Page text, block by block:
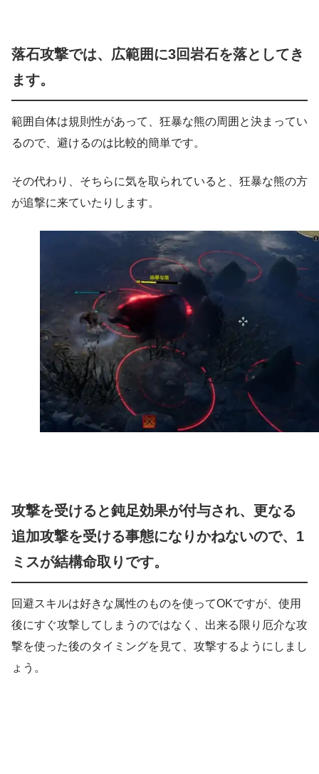
落石攻撃では、広範囲に3回岩石を落としてき
ます。
範囲自体は規則性があって、狂暴な熊の周囲と決まってい
るので、避けるのは比較的簡単です。
その代わり、そちらに気を取られていると、狂暴な熊の方
が追撃に来ていたりします。
攻撃を受けると鈍足効果が付与され、更なる
追加攻撃を受ける事態になりかねないので、1
ミスが結構命取りです。
回避スキルは好きな属性のものを使ってOKですが、使用
後にすぐ攻撃してしまうのではなく、出来る限り厄介な攻
撃を使った後のタイミングを見て、攻撃するようにしまし
ょう。